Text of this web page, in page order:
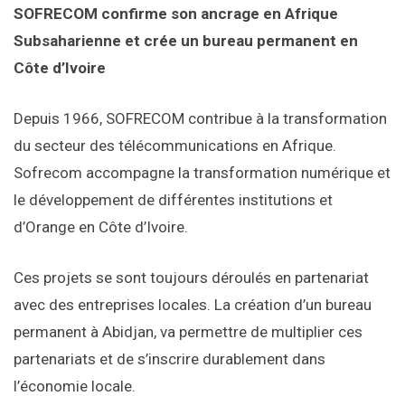
SOFRECOM confirme son ancrage en Afrique
Subsaharienne et crée un bureau permanent en
Côte d’Ivoire
Depuis 1966, SOFRECOM contribue à la transformation
du secteur des télécommunications en Afrique.
Sofrecom accompagne la transformation numérique et
le développement de différentes institutions et
d’Orange en Côte d’Ivoire.
Ces projets se sont toujours déroulés en partenariat
avec des entreprises locales. La création d’un bureau
permanent à Abidjan, va permettre de multiplier ces
partenariats et de s’inscrire durablement dans
l’économie locale.